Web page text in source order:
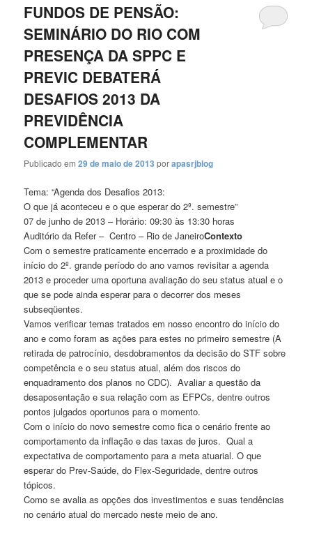
FUNDOS DE PENSÃO:
SEMINÁRIO DO RIO COM
PRESENÇA DA SPPC E
PREVIC DEBATERÁ
DESAFIOS 2013 DA
PREVIDÊNCIA
COMPLEMENTAR
Publicado em29 de maio de 2013 porapasrjblog
Tema: “Agenda dos Desafios 2013:
O que já aconteceu e o que esperar do 2º. semestre”
07 de junho de 2013 – Horário: 09:30 às 13:30 horas
Auditório da Refer – Centro – Rio de JaneiroContexto
Com o semestre praticamente encerrado e a proximidade do
início do 2º. grande período do ano vamos revisitar a agenda
2013 e proceder uma oportuna avaliação do seu status atual e o
que se pode ainda esperar para o decorrer dos meses
subseqüentes.
Vamos verificar temas tratados em nosso encontro do início do
ano e como foram as ações para estes no primeiro semestre (A
retirada de patrocínio, desdobramentos da decisão do STF sobre
competência e o seu status atual, além dos riscos do
enquadramento dos planos no CDC). Avaliar a questão da
desaposentação e sua relação com as EFPCs, dentre outros
pontos julgados oportunos para o momento.
Com o início do novo semestre como fica o cenário frente ao
comportamento da inflação e das taxas de juros. Qual a
expectativa de comportamento para a meta atuarial. O que
esperar do Prev-Saúde, do Flex-Seguridade, dentre outros
tópicos.
Como se avalia as opções dos investimentos e suas tendências
no cenário atual do mercado neste meio de ano.